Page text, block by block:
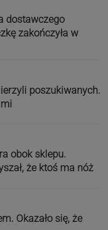
dostawczego
zakończyła w
poszukiwanych.
obok sklepu.
że ktoś ma nóż
Okazało się, że